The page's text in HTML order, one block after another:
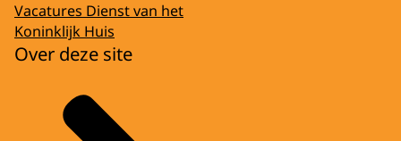
Vacatures Dienst van het
Koninklijk Huis
Over deze site